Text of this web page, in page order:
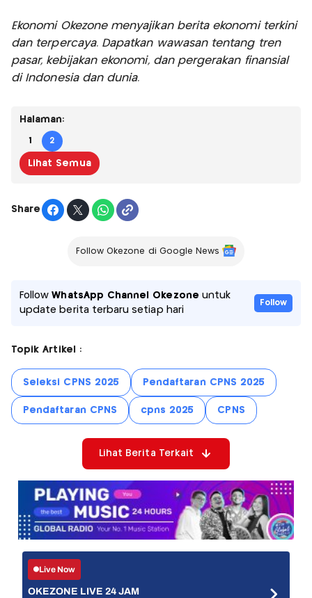
Ekonomi Okezone menyajikan berita ekonomi terkini
dan terpercaya. Dapatkan wawasan tentang tren
pasar, kebijakan ekonomi, dan pergerakan finansial
di Indonesia dan dunia.
Halaman:
1 2
Lihat Semua
Share
Follow Okezone di Google News
FollowWhatsApp Channel Okezone untuk
update berita terbaru setiap hari
Follow
Topik Artikel :
Seleksi CPNS 2025 Pendaftaran CPNS 2025
Pendaftaran CPNS cpns 2025 CPNS
Lihat Berita Terkait
Live Now
OKEZONE LIVE 24 JAM